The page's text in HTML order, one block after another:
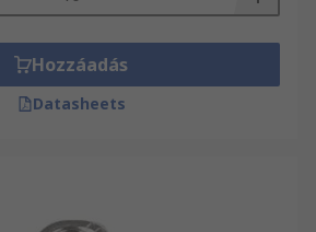
Hozzáadás
Datasheets